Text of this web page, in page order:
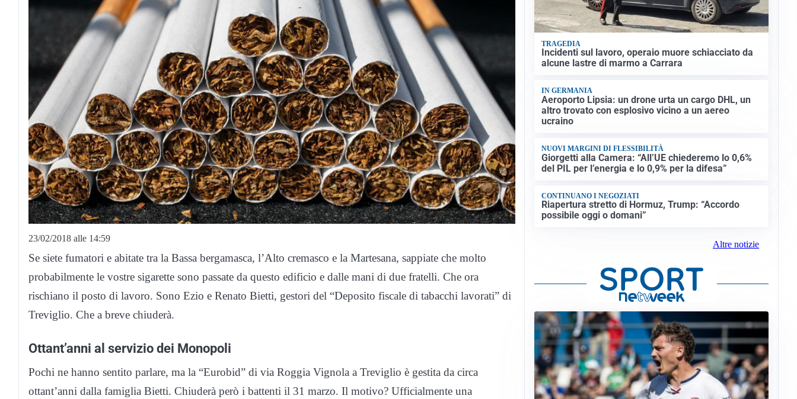
23/02/2018 alle 14:59
Se siete fumatori e abitate tra la Bassa bergamasca, l’Alto cremasco e la Martesana, sappiate che molto
probabilmente le vostre sigarette sono passate da questo edificio e dalle mani di due fratelli. Che ora
rischiano il posto di lavoro. Sono Ezio e Renato Bietti, gestori del “Deposito fiscale di tabacchi lavorati” di
Treviglio. Che a breve chiuderà.
Ottant’anni al servizio dei Monopoli
Pochi ne hanno sentito parlare, ma la “Eurobid” di via Roggia Vignola a Treviglio è gestita da circa
ottant’anni dalla famiglia Bietti. Chiuderà però i battenti il 31 marzo. Il motivo? Ufficialmente una
TRAGEDIA
Incidenti sul lavoro, operaio muore schiacciato da
alcune lastre di marmo a Carrara
IN GERMANIA
Aeroporto Lipsia: un drone urta un cargo DHL, un
altro trovato con esplosivo vicino a un aereo
ucraino
NUOVI MARGINI DI FLESSIBILITÀ
Giorgetti alla Camera: “All’UE chiederemo lo 0,6%
del PIL per l’energia e lo 0,9% per la difesa”
CONTINUANO I NEGOZIATI
Riapertura stretto di Hormuz, Trump: “Accordo
possibile oggi o domani”
Altre notizie